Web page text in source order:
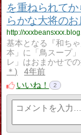
を重ねられて
らかな大将のお
http://
基本となる『和ち
本」に「鳥スープ
レ」はおまかせで
＊
4年前
いいね！
2